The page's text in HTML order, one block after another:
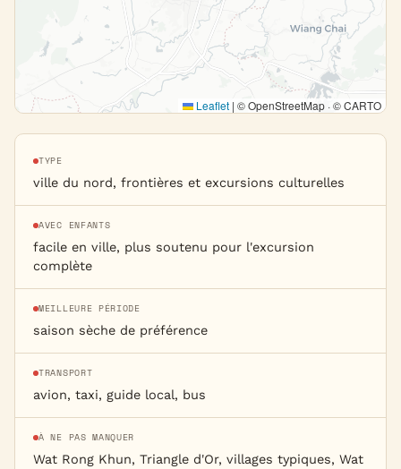
Leaflet | © OpenStreetMap · © CARTO
TYPE
ville du nord, frontières et excursions culturelles
AVEC ENFANTS
facile en ville, plus soutenu pour l'excursion
complète
MEILLEURE PÉRIODE
saison sèche de préférence
TRANSPORT
avion, taxi, guide local, bus
À NE PAS MANQUER
Wat Rong Khun, Triangle d'Or, villages typiques, Wat